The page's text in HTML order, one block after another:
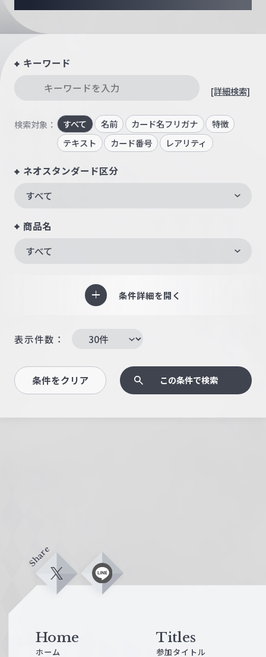
キーワード
[詳細検索]
検索対象： すべて 名前 カード名フリガナ
特徴
テキスト
カード番号 レアリティ
ネオスタンダード区分
すべて
商品名
すべて
条件詳細を開く
表示件数：
条件をクリア この条件で検索
Share
X L
Home
ホーム
Titles
参加タイトル